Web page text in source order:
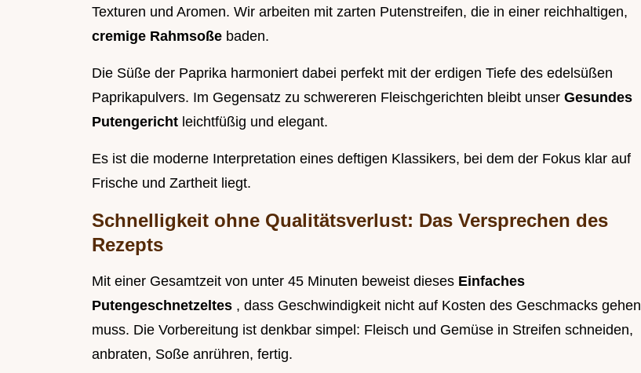
Texturen und Aromen. Wir arbeiten mit zarten Putenstreifen, die in einer reichhaltigen,
cremige Rahmsoße baden.
Die Süße der Paprika harmoniert dabei perfekt mit der erdigen Tiefe des edelsüßen
Paprikapulvers. Im Gegensatz zu schwereren Fleischgerichten bleibt unser Gesundes
Putengericht leichtfüßig und elegant.
Es ist die moderne Interpretation eines deftigen Klassikers, bei dem der Fokus klar auf
Frische und Zartheit liegt.
Schnelligkeit ohne Qualitätsverlust: Das Versprechen des
Rezepts
Mit einer Gesamtzeit von unter 45 Minuten beweist dieses Einfaches
Putengeschnetzeltes , dass Geschwindigkeit nicht auf Kosten des Geschmacks gehen
muss. Die Vorbereitung ist denkbar simpel: Fleisch und Gemüse in Streifen schneiden,
anbraten, Soße anrühren, fertig.